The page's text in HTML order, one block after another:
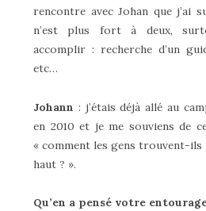
rencontre avec Johan que j’ai
n’est plus fort à deux,
accomplir : recherche d’un
etc…
Johann : j’étais déjà allé au
en 2010 et je me souviens de
« comment les gens trouvent-ils
haut ? ».
Qu’en a pensé votre